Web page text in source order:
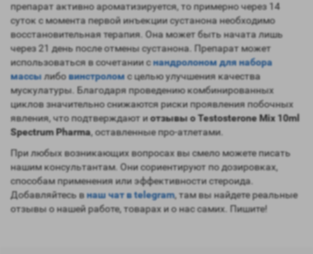
препарат активно ароматизируется, то примерно через 14
суток с момента первой инъекции сустанона необходимо
восстановительная терапия. Она может быть начата лишь
через 21 день после отмены сустанона. Препарат может
использоваться в сочетании снандролономдля набора
массылибовинстроломс целью улучшения качества
мускулатуры. Благодаря проведению комбинированных
циклов значительно снижаются риски проявления побочных
явления, что подтверждают иотзывы о Testosterone Mix 10ml
Spectrum Pharma, оставленные про-атлетами.
При любых возникающих вопросах вы смело можете писать
нашим консультантам. Они сориентируют по дозировках,
способам применения или эффективности стероида.
Добавляйтесь внаш чат в telegram, там вы найдете реальные
отзывы о нашей работе, товарах и о нас самих. Пишите!